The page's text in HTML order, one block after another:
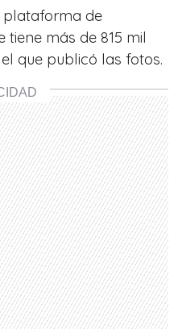
plataforma de
más de 815 mil
que publicó las fotos.